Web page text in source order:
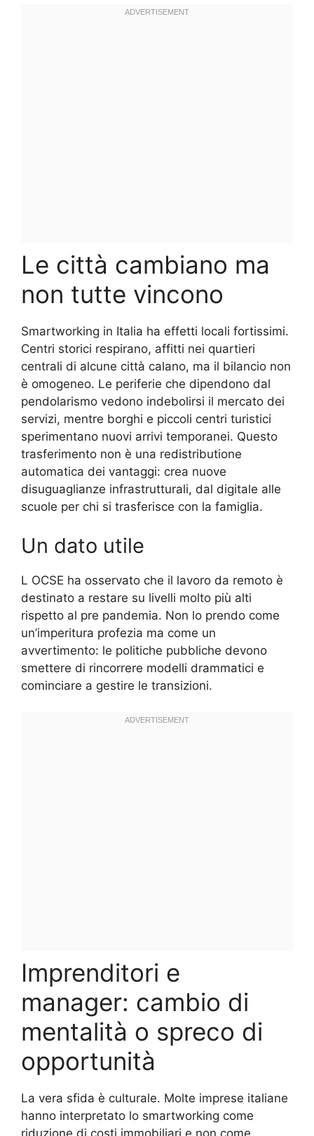
Le città cambiano ma
non tutte vincono
Smartworking in Italia ha effetti locali fortissimi.
Centri storici respirano, affitti nei quartieri
centrali di alcune città calano, ma il bilancio non
è omogeneo. Le periferie che dipendono dal
pendolarismo vedono indebolirsi il mercato dei
servizi, mentre borghi e piccoli centri turistici
sperimentano nuovi arrivi temporanei. Questo
trasferimento non è una redistributione
automatica dei vantaggi: crea nuove
disuguaglianze infrastrutturali, dal digitale alle
scuole per chi si trasferisce con la famiglia.
Un dato utile
L OCSE ha osservato che il lavoro da remoto è
destinato a restare su livelli molto più alti
rispetto al pre pandemia. Non lo prendo come
un’imperitura profezia ma come un
avvertimento: le politiche pubbliche devono
smettere di rincorrere modelli drammatici e
cominciare a gestire le transizioni.
Imprenditori e
manager: cambio di
mentalità o spreco di
opportunità
La vera sfida è culturale. Molte imprese italiane
hanno interpretato lo smartworking come